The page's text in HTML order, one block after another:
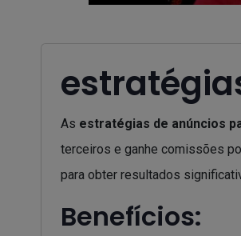
As estratégias de anúncios
terceiros e ganhe comissões
para obter resultados
Benefícios: